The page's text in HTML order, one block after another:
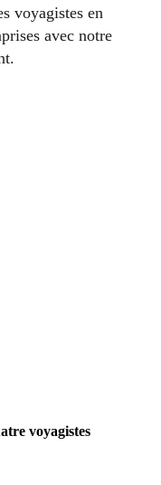
voyagistes en
avec notre
voyagistes